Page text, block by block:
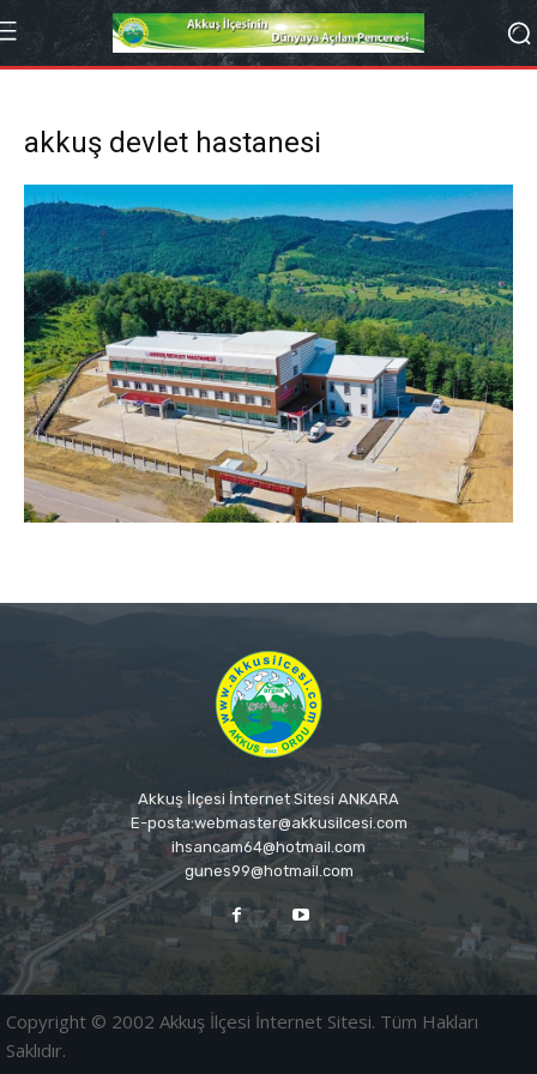
akkuş devlet hastanesi
Akkuş İlçesi İnternet Sitesi ANKARA
E-posta:webmaster@akkusilcesi.com
ihsancam64@hotmail.com
gunes99@hotmail.com
Copyright © 2002 Akkuş İlçesi İnternet Sitesi. Tüm Hakları
Saklıdır.